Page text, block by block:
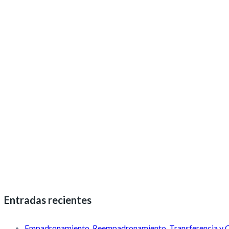
Entradas recientes